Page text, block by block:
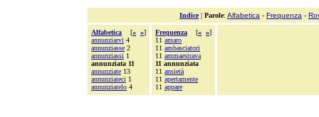
Indice| Parole: Alfabetica - Frequenza -
Alfabetica [« »]
annunziarvi 4
annunziasse 2
annunziassi 1
annunziata 11
annunziate 13
annunziateci 1
annunziatelo 4
Frequenza [« »]
11 amaro
11 ambasciatori
11 ammaestrava
11 annunziata
11 ansietà
11 apertamente
11 appare